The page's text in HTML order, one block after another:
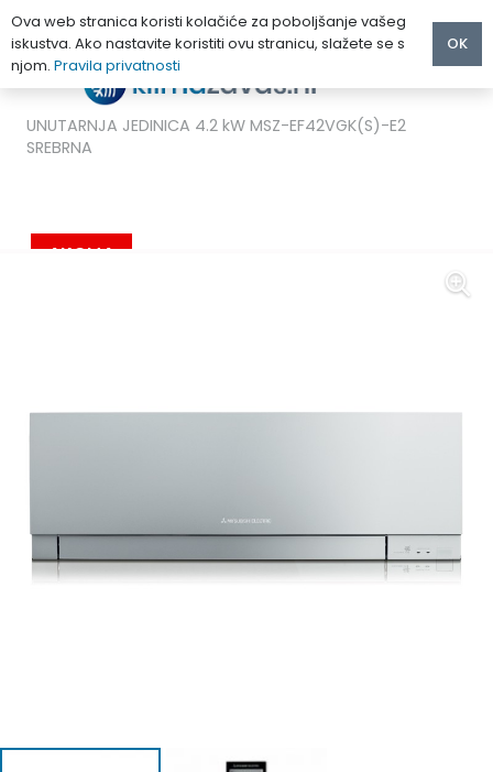
MITSUBISHI ELECTRIC KIRIGAMINE ZEN INVERTER MULTI
UNUTARNJA JEDINICA 4.2 kW MSZ-EF42VGK(S)-E2
SREBRNA
AKCIJA
Ova web stranica koristi kolačiće za poboljšanje vašeg
iskustva. Ako nastavite koristiti ovu stranicu, slažete se s
njom. Pravila privatnosti
OK